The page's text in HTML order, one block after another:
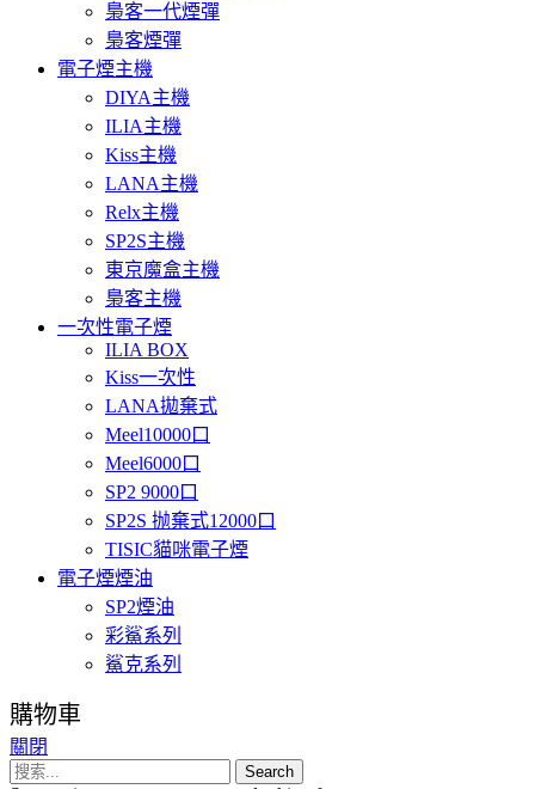
梟客一代煙彈
梟客煙彈
電子煙主機
DIYA主機
ILIA主機
Kiss主機
LANA主機
Relx主機
SP2S主機
東京魔盒主機
梟客主機
一次性電子煙
ILIA BOX
Kiss一次性
LANA拋棄式
Meel10000口
Meel6000口
SP2 9000口
SP2S 抛棄式12000口
TISIC貓咪電子煙
電子煙煙油
SP2煙油
彩鯊系列
鯊克系列
購物車
關閉
Search